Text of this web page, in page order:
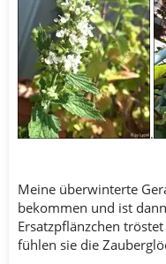
.
Meine überwinterte
bekommen und ist
Ersatzpflänzchen
fühlen sie die